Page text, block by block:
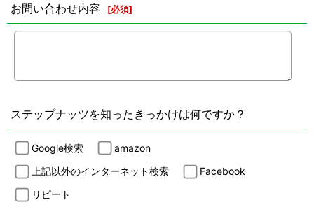
お問い合わせ内容 [必須]
ステップナッツを知ったきっかけは何ですか？
Google検索
amazon
上記以外のインターネット検索
Facebook
リピート